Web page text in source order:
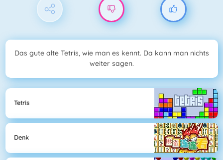
Das gute alte Tetris, wie man es kennt. Da kann man nichts
weiter sagen.
Tetris
Denk